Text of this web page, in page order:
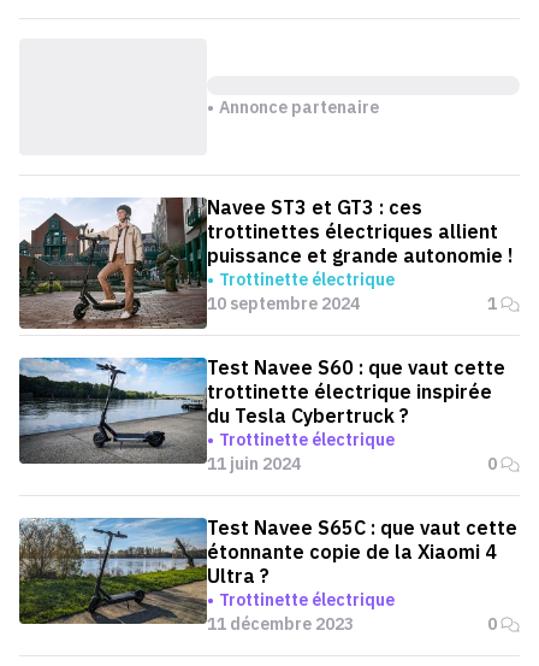
Annonce partenaire
Navee ST3 et GT3 : ces
trottinettes électriques allient
puissance et grande autonomie !
Trottinette électrique
10 septembre 2024
1
Test Navee S60 : que vaut cette
trottinette électrique inspirée
du Tesla Cybertruck ?
Trottinette électrique
11 juin 2024
0
Test Navee S65C : que vaut cette
étonnante copie de la Xiaomi 4
Ultra ?
Trottinette électrique
11 décembre 2023
0